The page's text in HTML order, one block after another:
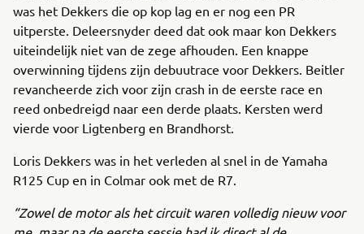
was het Dekkers die op kop lag en er nog een PR
uitperste. Deleersnyder deed dat ook maar kon Dekkers
uiteindelijk niet van de zege afhouden. Een knappe
overwinning tijdens zijn debuutrace voor Dekkers. Beitler
revancheerde zich voor zijn crash in de eerste race en
reed onbedreigd naar een derde plaats. Kersten werd
vierde voor Ligtenberg en Brandhorst.
Loris Dekkers was in het verleden al snel in de Yamaha
R125 Cup en in Colmar ook met de R7.
“Zowel de motor als het circuit waren volledig nieuw voor